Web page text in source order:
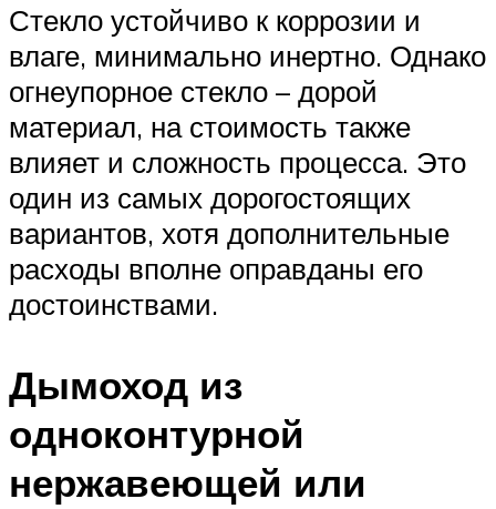
Стекло устойчиво к коррозии и
влаге, минимально инертно. Однако
огнеупорное стекло – дорой
материал, на стоимость также
влияет и сложность процесса. Это
один из самых дорогостоящих
вариантов, хотя дополнительные
расходы вполне оправданы его
достоинствами.
Дымоход из
одноконтурной
нержавеющей или